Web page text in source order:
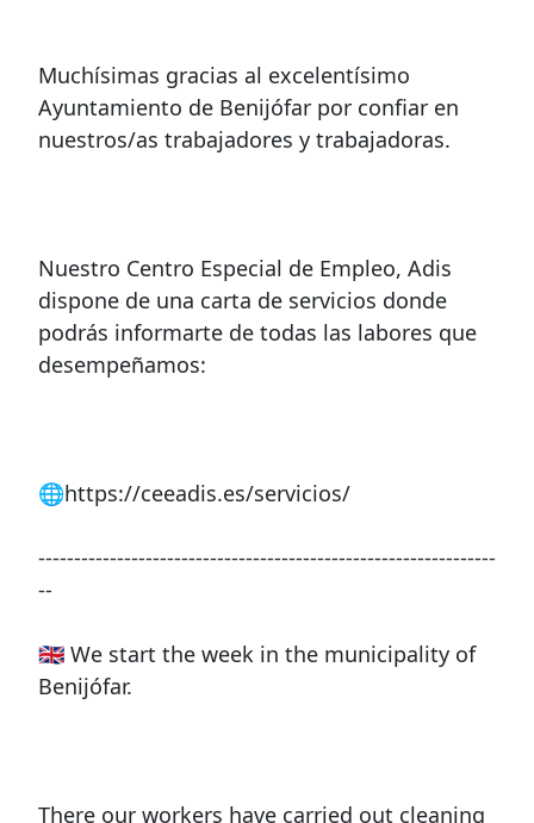
Muchísimas gracias al excelentísimo
Ayuntamiento de Benijófar por confiar en
nuestros/as trabajadores y trabajadoras.
Nuestro Centro Especial de Empleo, Adis
dispone de una carta de servicios donde
podrás informarte de todas las labores que
desempeñamos:
🌐https://ceeadis.es/servicios/
----------------------------------------------------------------
--
🇬🇧 We start the week in the municipality of
Benijófar.
There our workers have carried out cleaning